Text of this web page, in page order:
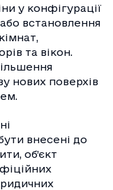
у конфігурації
встановлення
та вікон.
нових поверхів
внесені до
об’єкт